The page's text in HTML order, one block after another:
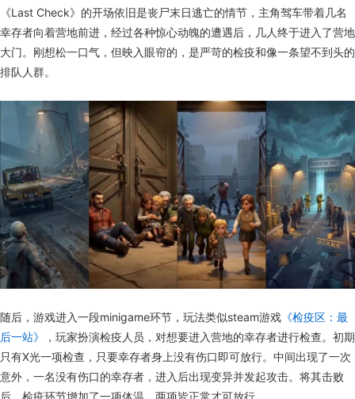
《Last Check》的开场依旧是丧尸末日逃亡的情节，主角驾车带着几名
幸存者向着营地前进，经过各种惊心动魄的遭遇后，几人终于进入了营地
大门。刚想松一口气，但映入眼帘的，是严苛的检疫和像一条望不到头的
排队人群。
随后，游戏进入一段minigame环节，玩法类似steam游戏 《检疫区：最
后一站》
，玩家扮演检疫人员，对想要进入营地的幸存者进行检查。初期
只有X光一项检查，只要幸存者身上没有伤口即可放行。中间出现了一次
意外，一名没有伤口的幸存者，进入后出现变异并发起攻击。将其击败